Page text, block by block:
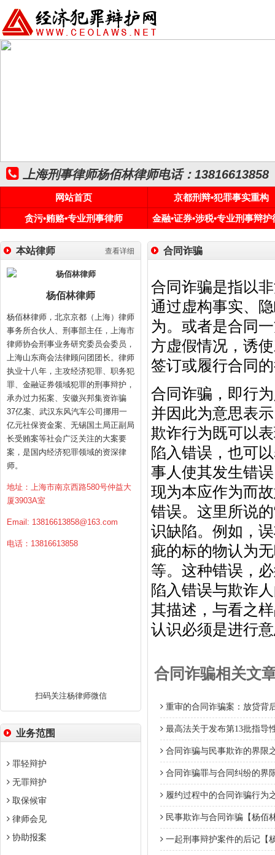
上海刑事律师杨佰林律师电话：13816613858
网站首页
京都刑辩•犯罪事实重构
贪污•贿赂•专业刑事律师
金融•证券•涉税•专业刑事辩护
查看详细
本站律师
杨佰林律师
杨佰林律师，北京京都（上海）律师
事务所合伙人、刑事部主任，上海市
律师协会刑事业务研究委员会委员，
上海山东商会法律顾问团团长。律师
执业十八年，主攻经济犯罪、职务犯
罪、金融证券领域犯罪的刑事辩护，
承办过力拓案、安徽兴邦集资诈骗
37亿案、武汉东风汽车公司挪用一
亿元社保资金案、无锡国土局正副局
长受贿案等社会广泛关注的大案要
案，是国内经济犯罪领域的资深律
师。
地址：上海市南京西路580号仲益大
厦3903A室
Email: 13816613858@163.com
电话：13816613858
扫码关注杨律师微信
业务范围
罪轻辩护
无罪辩护
取保候审
律师会见
协助报案
合同诈骗
合同诈骗是指以
通过虚构事实、
为。或者是合同
方虚假情况，诱
签订或履行合同
合同诈骗，即行
并因此为意思表
欺诈行为既可以
陷入错误，也可
事人使其发生错
现为本应作为而
错误。这里所说
识缺陷。例如，
疵的标的物认为
等。这种错误，
陷入错误与欺诈
其描述，与看之
认识必须是进行
合同诈骗相关文
重审的合同诈骗案：放贷背
最高法关于发布第13批指导
合同诈骗与民事欺诈的界限
合同诈骗罪与合同纠纷的界
履约过程中的合同诈骗行为
民事欺诈与合同诈骗【杨佰
一起刑事辩护案件的后记【